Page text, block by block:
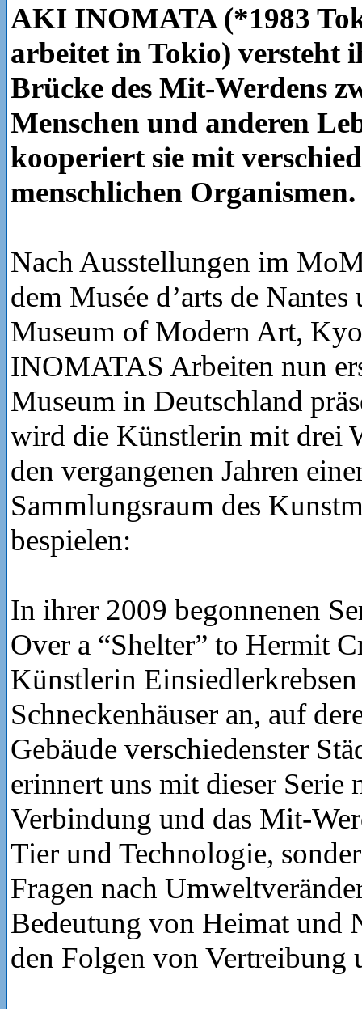
AKI INOMATA (*1983
arbeitet in Tokio) versteht
Brücke des Mit-Werdens
Menschen und anderen
kooperiert sie mit
menschlichen Organismen.
Nach Ausstellungen im
dem Musée d’arts de
Museum of Modern Art,
INOMATAS Arbeiten nun
Museum in Deutschland
wird die Künstlerin mit drei
den vergangenen Jahren
Sammlungsraum des
bespielen:
In ihrer 2009 begonnenen
Over a “Shelter” to Hermit
Künstlerin
Schneckenhäuser an, auf
Gebäude verschiedenster
erinnert uns mit dieser Serie
Verbindung und das Mit-
Tier und Technologie,
Fragen nach
Bedeutung von Heimat und
den Folgen von Vertreibung